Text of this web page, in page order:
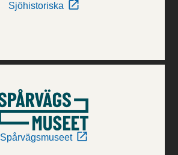
Sjöhistoriska
Spårvägsmuseet